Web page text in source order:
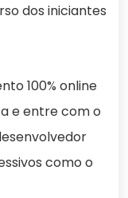
dos iniciantes
100% online
e entre com o
como o